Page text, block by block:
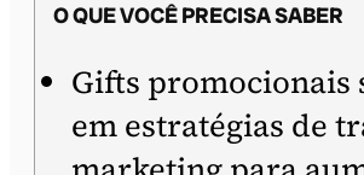
O QUE VOCÊ PRECISA SABER
Gifts promocionais
em estratégias de